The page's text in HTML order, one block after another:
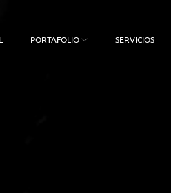
PORTAFOLIO SERVICIOS